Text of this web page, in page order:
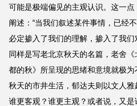
可能是极端偏见的主观认识。这一
阐述：“当我们叙述某件事情，已经
必定掺入了我们的理解，掺入了我
同样是写老北京秋天的名篇，老舍
都的秋》所呈现的思绪和意境就极
秋天的市井生活，郁达夫则以文人
谁更客观？谁更主观？或者说，又